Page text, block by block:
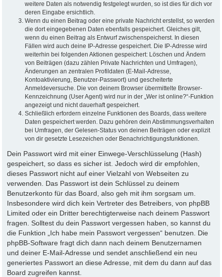
weitere Daten als notwendig festgelegt wurden, so ist dies für dich vor
deren Eingabe ersichtlich.
Wenn du einen Beitrag oder eine private Nachricht erstellst, so werden
die dort eingegebenen Daten ebenfalls gespeichert. Gleiches gilt,
wenn du einen Beitrag als Entwurf zwischenspeicherst. In diesen
Fällen wird auch deine IP-Adresse gespeichert. Die IP-Adresse wird
weiterhin bei folgenden Aktionen gespeichert: Löschen und Ändern
von Beiträgen (dazu zählen Private Nachrichten und Umfragen),
Änderungen an zentralen Profildaten (E-Mail-Adresse,
Kontoaktivierung, Benutzer-Passwort) und gescheiterte
Anmeldeversuche. Die von deinem Browser übermittelte Browser-
Kennzeichnung (User Agent) wird nur in der „Wer ist online?“-Funktion
angezeigt und nicht dauerhaft gespeichert.
Schließlich erfordern einzelne Funktionen des Boards, dass weitere
Daten gespeichert werden. Dazu gehören dein Abstimmungsverhalten
bei Umfragen, der Gelesen-Status von deinen Beiträgen oder explizit
von dir gesetzte Lesezeichen oder Benachrichtigungsfunktionen.
Dein Passwort wird mit einer Einwege-Verschlüsselung (Hash)
gespeichert, so dass es sicher ist. Jedoch wird dir empfohlen,
dieses Passwort nicht auf einer Vielzahl von Webseiten zu
verwenden. Das Passwort ist dein Schlüssel zu deinem
Benutzerkonto für das Board, also geh mit ihm sorgsam um.
Insbesondere wird dich kein Vertreter des Betreibers, von phpBB
Limited oder ein Dritter berechtigterweise nach deinem Passwort
fragen. Solltest du dein Passwort vergessen haben, so kannst du
die Funktion „Ich habe mein Passwort vergessen“ benutzen. Die
phpBB-Software fragt dich dann nach deinem Benutzernamen
und deiner E-Mail-Adresse und sendet anschließend ein neu
generiertes Passwort an diese Adresse, mit dem du dann auf das
Board zugreifen kannst.